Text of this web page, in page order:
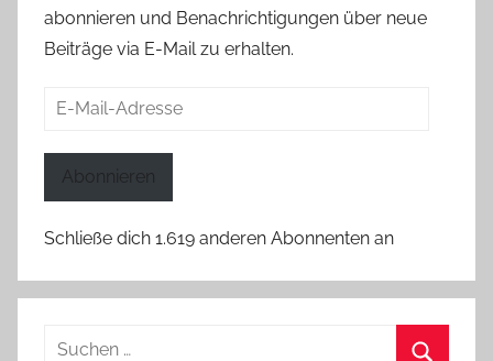
abonnieren und Benachrichtigungen über neue
Beiträge via E-Mail zu erhalten.
E-
Abonnieren
Schließe dich 1.619 anderen Abonnenten an
Suchen